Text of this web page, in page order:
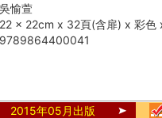
吳愉萱
22 × 22cm x 32頁(含扉) x 彩色
9789864400041
2015年05月出版